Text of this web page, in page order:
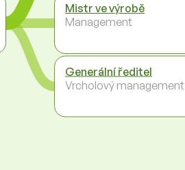
Mistr ve výrobě
Management
Generální ředitel
Vrcholový management